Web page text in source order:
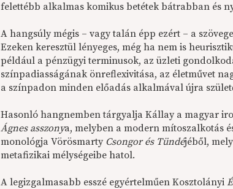
felettébb alkalmas komikus betétek bátrabban és
A hangsúly mégis – vagy talán épp ezért – a
Ezeken keresztül lényeges, még ha nem is
például a pénzügyi terminusok, az üzleti
színpadiasságának önreflexivitása, az életművet
a színpadon minden előadás alkalmával újra
Hasonló hangnemben tárgyalja Kállay a magyar
Ágnes asszonya, melyben a modern mítoszalkotás
monológja Vörösmarty Csongor és Tündéjéből,
metafizikai mélységeibe hatol.
A legizgalmasabb esszé egyértelműen Kosztolányi